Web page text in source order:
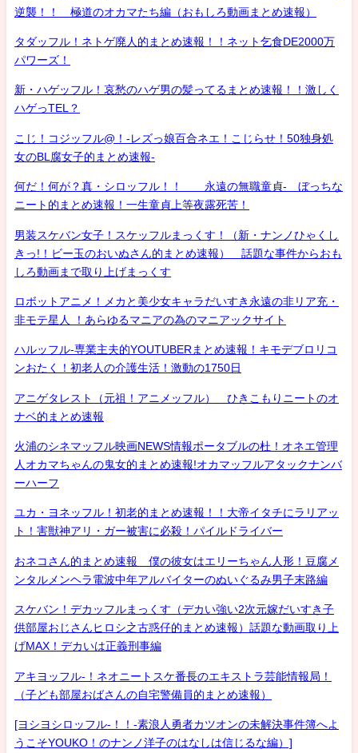
逆襲！！ 極道のオカマたち編（おもしろ動画まとめ速報）
タダッフル！ネトゲ廃人的まとめ速報！！ネット乞食DE2000万
パワーズ！
新・ハゲッフル！哀愁のハゲ男の髪ってるまとめ速報！！激しく
ハゲっTEL？
こじ！コジッフル@！-レズっ娘百合ネエ！こじらせ！50独身処
女のBL腐女子的まとめ速報-
何だ！何が？真・シロッフル！！ 永遠の無職童貞- ぼっちな
ニート的まとめ速報！一生童貞上等夜露死苦！
男装スケバン女子！スケッフルまっくす！（新・ナンノひゃくし
きっ!！ビー玉のおいぬさん的まとめ速報） 話題な事件からおも
しろ動画まで取り上げまっくす
ロボットアニメ！メカと美少女キャラだいすき永遠の非リア充・
非モテ星人 ！あらゆるマニアの為のマニアックサイト
ハルッフル-専業主夫的YOUTUBERまとめ速報！キモデブロリコ
ンおたく！初老人の介護生活！激動の1750日
アニゲタレスト（元祖！アニメッフル） ひきこもりニートのオ
ナベ的まとめ速報
火浦のシネマッフル映画NEWS情報ポータブルの杜！オネエ管理
人オカマちゃんの鬼女的まとめ速報!オカマッフルアタックナンバ
ーハーフ
ユカ・ヨネッフル！初老的まとめ速報！！大帝イタチにラリアッ
ト！害獣神アリ・ガー被害に必殺！パイルドライバー
おネコさん的まとめ速報 僕の彼女はエリーちゃん人形！豆腐メ
ンタルメンヘラ電波中年アルバイターのぬいぐるみ男子末路編
スケバン！デカッフルまっくす（デカい強い2次元嫁だいすき子
供部屋おじさんヒロシ之古惑仔的まとめ速報）話題な動画取り上
げMAX！デカいは正義刑事編
アキヨッフル-！ネオニートスケ番長のエキストラ芸能情報局！
（子ども部屋おばさんの自宅警備員的まとめ速報）
[ヨシヨシロッフル-！！-素浪人勇者カツオンの未解決事件簿へよ
うこそYOUKO！のナンノ洋子のはなしは信じるな編）]